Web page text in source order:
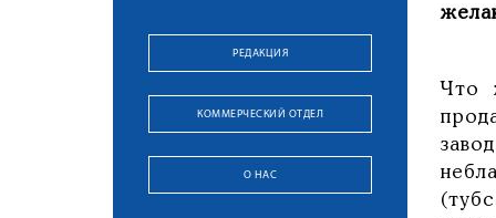
РЕДАКЦИЯ
КОММЕРЧЕСКИЙ ОТДЕЛ
О НАС
Что